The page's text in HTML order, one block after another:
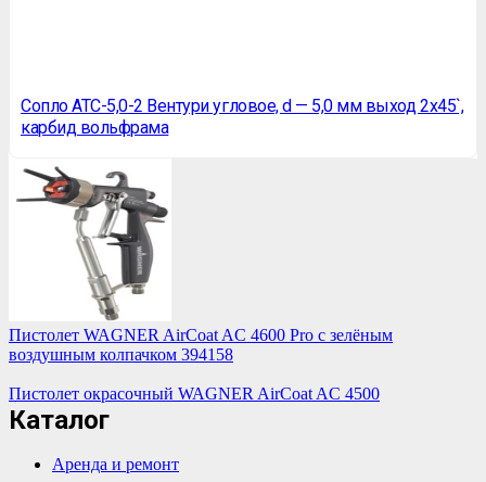
Сопло ATC-5,0-2 Вентури угловое, d — 5,0 мм выход 2х45`,
карбид вольфрама
Пистолет WAGNER AirCoat AC 4600 Pro с зелёным
воздушным колпачком 394158
Пистолет окрасочный WAGNER AirCoat AC 4500
Каталог
Аренда и ремонт